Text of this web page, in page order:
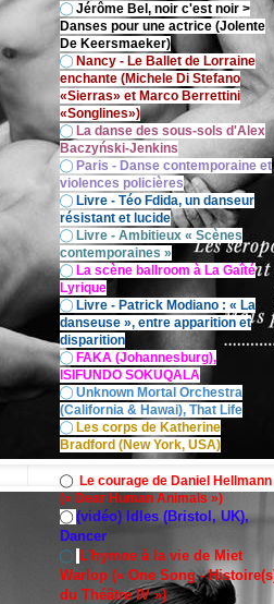
◯ Jérôme Bel, noir c'est noir >
Danses pour une actrice (Jolente
De Keersmaeker)
◯ Nancy - Le Ballet de Lorraine
enchante (Michele Di Stefano
«Sierras» et Marco Berrettini
«Songlines»)
◯ La danse des sous-sols d'Alex
Baczyński-Jenkins
◯ Paris - Danse contemporaine et
violences policières
◯ Livre - Téo Fdida, un danseur
résistant et lucide
◯ Livre - Ambitieux « Scènes
contemporaines »
◯ La scène ballroom à La Gaîté
Lyrique
◯ Livre - Patrick Modiano : « La
danseuse », entre apparition et
disparition
◯ FAKA (Johannesburg),
ISIFUNDO SOKUQALA
◯ Unknown Mortal Orchestra
(California & Hawai), That Life
◯ Les corps de Katherine
Bradford (New York, USA)
◯ Le courage de Daniel Hellmann
(« Dear Human Animals »)
◯ (vidéo) Idles (Bristol, UK),
Dancer
◯ L'hymne à la vie de Miet
Warlop (« One Song -
du Théâtre IV »)